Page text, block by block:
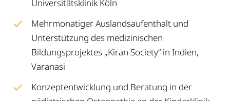
Universitätsklinik Köln
Mehrmonatiger Auslandsaufenthalt und
Unterstützung des medizinischen
Bildungsprojektes „Kiran Society“ in Indien,
Varanasi
Konzeptentwicklung und Beratung in der